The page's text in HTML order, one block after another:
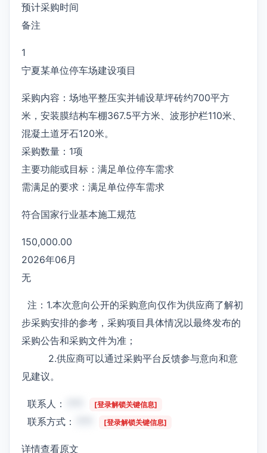
预计采购时间
备注
1
宁夏某单位停车场建设项目
采购内容：场地平整压实并铺设草坪砖约700平方
米，安装膜结构车棚367.5平方米、波形护栏110米、
混凝土道牙石120米。
采购数量：1项
主要功能或目标：满足单位停车需求
需满足的要求：满足单位停车需求
符合国家行业基本施工规范
150,000.00
2026年06月
无
注：1.本次意向公开的采购意向仅作为供应商了解初
步采购安排的参考，采购项目具体情况以最终发布的
采购公告和采购文件为准；
2.供应商可以通过采购平台反馈参与意向和意
见建议。
联系人： [登录解锁关键信息]
联系方式： [登录解锁关键信息]
详情查看原文